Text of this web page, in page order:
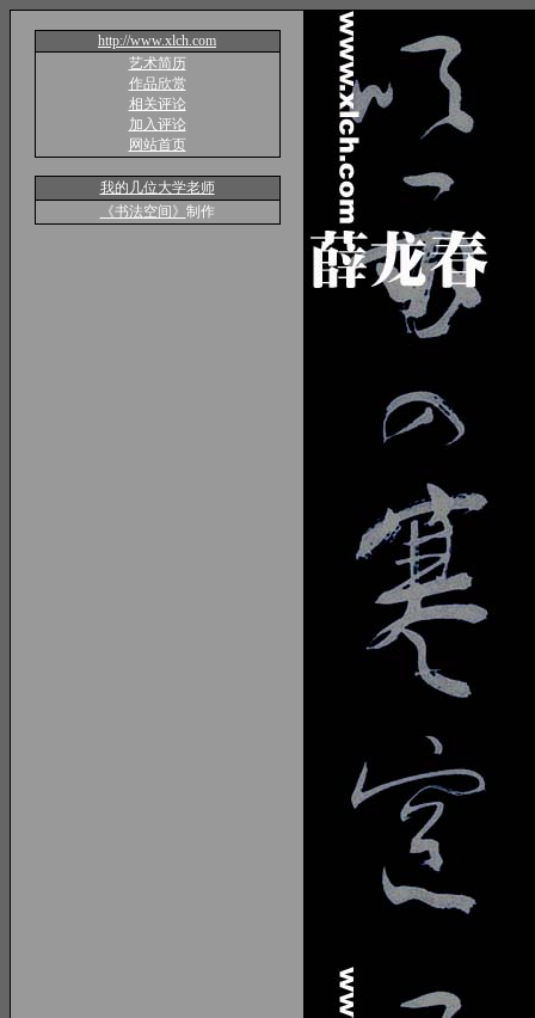
http://www.xlch.com
艺术简历
作品欣赏
相关评论
加入评论
网站首页
我的几位大学老师
《书法空间》 制作